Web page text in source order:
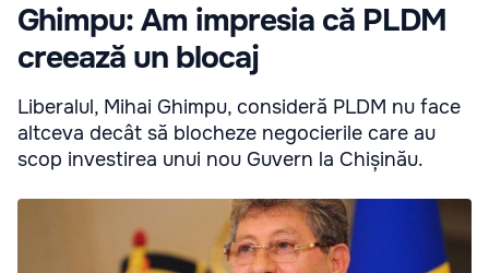
Ghimpu: Am impresia că PLDM
creează un blocaj
Liberalul, Mihai Ghimpu, consideră PLDM nu face
altceva decât să blocheze negocierile care au
scop investirea unui nou Guvern la Chișinău.